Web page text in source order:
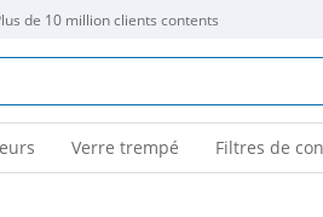
de 10 million clients contents
Verre trempé Filtres de